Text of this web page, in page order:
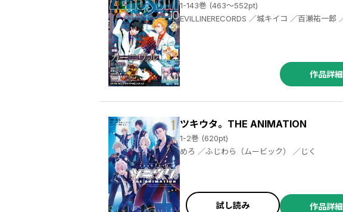
1-143巻 (463～552pt)
EVILLINERECORDS ／城キイコ ／百瀬祐一郎 ／あかつき三日 ／辻村七子 ／雪広うたこ ／おがきちか ／アラスカぱん ／桃春花 ／まろ ／尾羊英 ／中村颯希 ／ゆき哉 ／やましろ梅太 ／真冬日 ／御巫桃也 ／春園ショウ ／須賀今日助 ／佐藤友哉 ／ひだかなみ ／山口悟 ／高山しのぶ ／庭春樹 ／藤咲淳一 ／RayarkInc. ／久米田夏緒 ／おの秋人 ／文庫妖 ／なま ／雨宮由樹 ／市原ゆき乃 ／いそふらぼん肘樹 ／西実さく ／松幸かほ ／テクノサマタ ／ムネヤマヨシミ ／リベル・エンタテインメント ／冨士原良 ／シノノメウタ ／都志見文太
作品詳細
ツキウタ。THE ANIMATION
1-2巻 (620pt)
めろ ／ふじわら（ムービック） ／じく
試し読み 作品詳細